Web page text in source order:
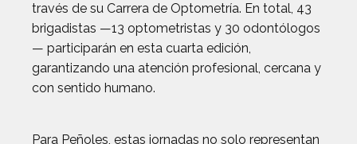
través de su Carrera de Optometría. En total, 43
brigadistas —13 optometristas y 30 odontólogos
— participarán en esta cuarta edición,
garantizando una atención profesional, cercana y
con sentido humano.
Para Peñoles, estas jornadas no solo representan